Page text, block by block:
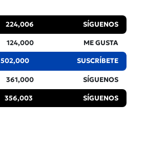
224,006 SÍGUENOS
124,000 ME GUSTA
502,000 SUSCRÍBETE
361,000 SÍGUENOS
356,003 SÍGUENOS